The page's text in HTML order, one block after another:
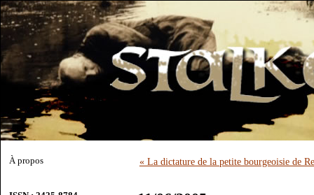
À propos « La dictature de la petite bourgeoisie de